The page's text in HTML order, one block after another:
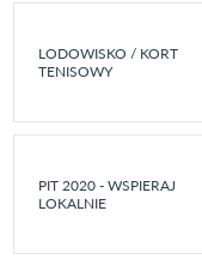
LODOWISKO / KORT
TENISOWY
PIT 2020 - WSPIERAJ
LOKALNIE